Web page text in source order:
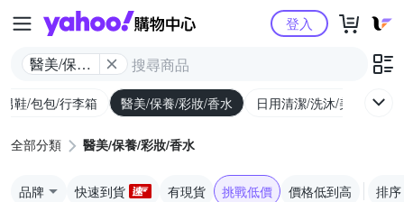
Yahoo購物中心
醫美/保養/
登入
鞋/包包/行李箱 醫美/保養/彩妝/香水 日用清潔/洗沐/美髮
全部分類 醫美/保養/彩妝/香水
品牌 快速到貨 有現貨 挑戰低價 價格低到高 排序